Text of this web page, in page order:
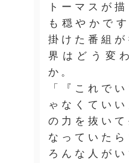
トーマスが
も穏やかで
掛けた番組
界はどう変
か。
「『これで
ゃなくてい
の力を抜い
なっていた
ろんな人が